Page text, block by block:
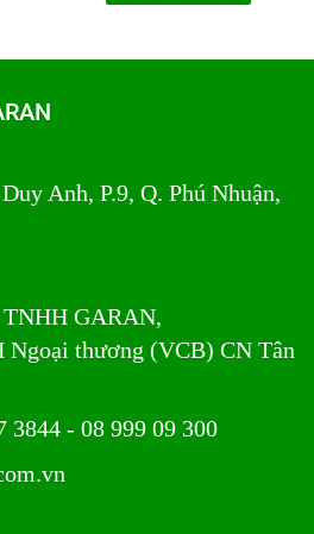
Anh, P.9, Q. Phú Nhuận,
GARAN,
Ngoại thương (VCB) CN Tân
3844 - 08 999 09 300